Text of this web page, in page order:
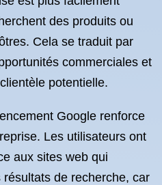
des produits ou
Cela se traduit par
commerciales et
potentielle.
Google renforce
Les utilisateurs ont
aux sites web qui
de recherche, car